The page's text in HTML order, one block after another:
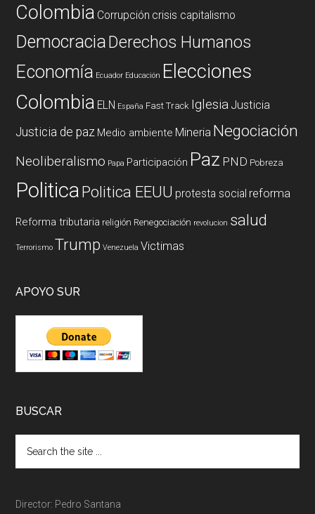
Colombia Corrupción crisis capitalismo
DemocraciaDerechos Humanos
Economía Ecuador Educación Elecciones
Colombia ELN España Fast Track Iglesia Justicia
Justicia de paz Medio ambiente Mineria Negociación
Neoliberalismo Papa Participación Paz PND Pobreza
PoliticaPolitica EEUU protesta social reforma
Reforma tributaria religión Renegociación revolucion salud
Terrorismo Trump Venezuela Victimas
APOYO SUR
BUSCAR
Director: Pedro Santana